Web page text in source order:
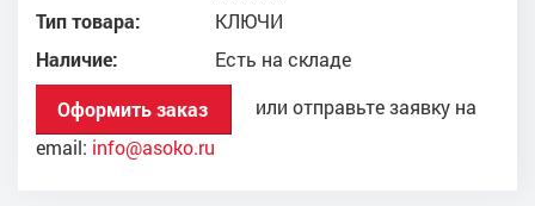
Тип товара:
КЛЮЧИ
Наличие:
Есть на складе
Оформить заказ
или отправьте заявку на
email: info@asoko.ru